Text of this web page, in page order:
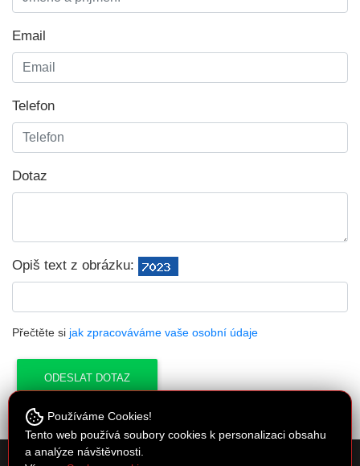
Email
Telefon
Dotaz
Opiš text z obrázku:
Přečtěte si jak zpracováváme vaše osobní údaje
Používáme Cookies!
Tento web používá soubory cookies k personalizaci obsahu
a analýze návštěvnosti.